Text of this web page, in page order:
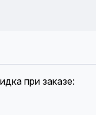
при заказе: